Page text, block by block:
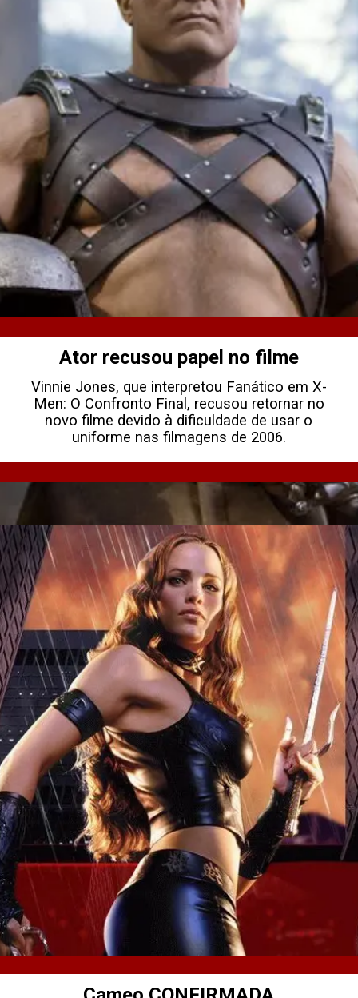
Vinnie Jones, que interpretou Fanático em X-
Men: O Confronto Final, recusou retornar no
novo filme devido à dificuldade de usar o
uniforme nas filmagens de 2006.
Ator recusou papel no filme